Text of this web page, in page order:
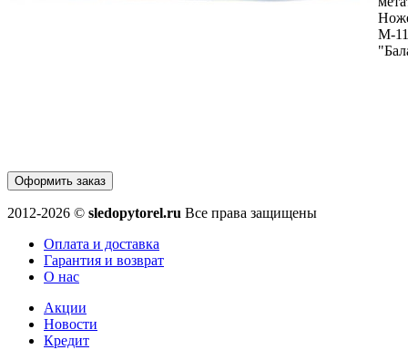
М-
Оформить заказ
2012-2026 © sledopytorel.ru Все права защищены
Оплата и доставка
Гарантия и возврат
О нас
Акции
Новости
Кредит